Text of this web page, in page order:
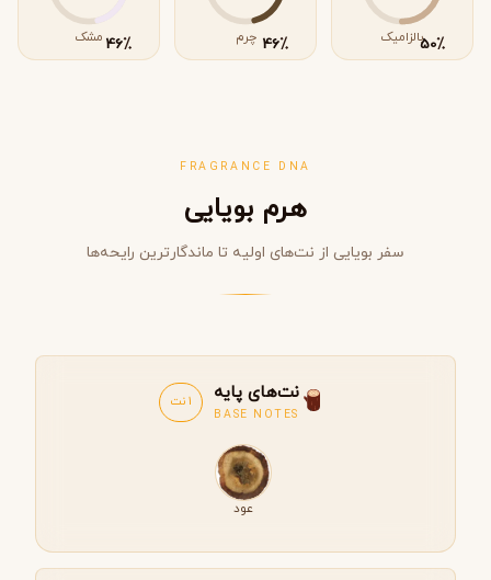
٪50بالزامیک ٪46 چرم ٪46 مشک
FRAGRANCE DNA
هرم بویایی
سفر بویایی از نت‌های اولیه تا ماندگارترین رایحه‌ها
نت‌های پایه
BASE NOTES
1 نت
عود